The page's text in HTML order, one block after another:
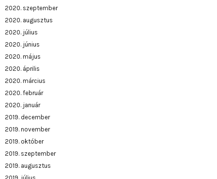
2020. szeptember
2020. augusztus
2020. július
2020. június
2020. május
2020. április
2020. március
2020. február
2020. január
2019. december
2019. november
2019. október
2019. szeptember
2019. augusztus